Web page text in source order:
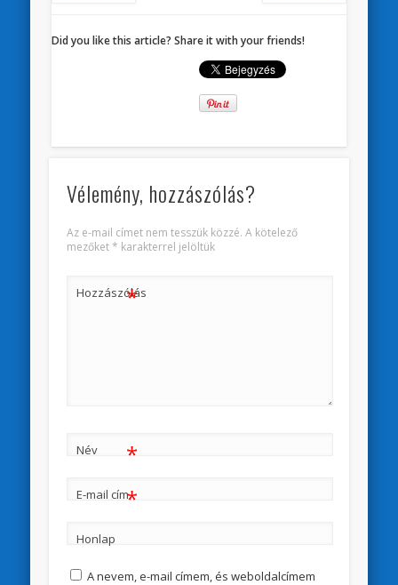
Did you like this article? Share it with your friends!
Vélemény, hozzászólás?
Az e-mail címet nem tesszük közzé. A kötelező
mezőket* karakterrel jelöltük
Hozzászólás
*
Név *
E-mail cím*
Honlap
A nevem, e-mail címem, és weboldalcímem